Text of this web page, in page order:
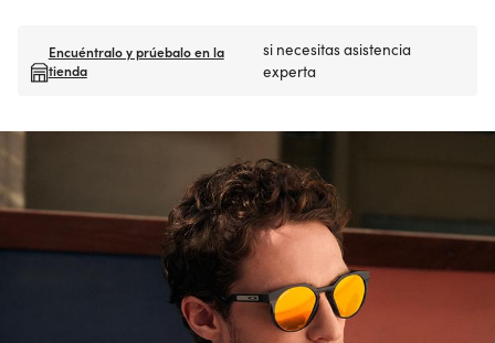
Encuéntralo y prúebalo en la
tienda
si necesitas asistencia
experta